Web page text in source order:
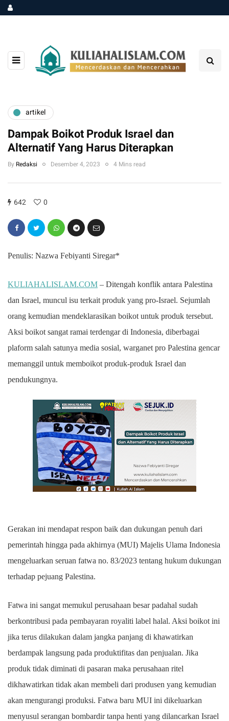
artikel
Dampak Boikot Produk Israel dan
Alternatif Yang Harus Diterapkan
By Redaksi Desember 4, 2023 4 Mins read
642 0
Penulis: Nazwa Febiyanti Siregar*
KULIAHALISLAM.COM – Ditengah konflik antara Palestina
dan Israel, muncul isu terkait produk yang pro-Israel. Sejumlah
orang kemudian mendeklarasikan boikot untuk produk tersebut.
Aksi boikot sangat ramai terdengar di Indonesia, diberbagai
plaform salah satunya media sosial, warganet pro Palestina gencar
memanggil untuk memboikot produk-produk Israel dan
pendukungnya.
Gerakan ini mendapat respon baik dan dukungan penuh dari
pemerintah hingga pada akhirnya (MUI) Majelis Ulama Indonesia
mengeluarkan seruan fatwa no. 83/2023 tentang hukum dukungan
terhadap pejuang Palestina.
Fatwa ini sangat memukul perusahaan besar padahal sudah
berkontribusi pada pembayaran royaliti label halal. Aksi boikot ini
jika terus dilakukan dalam jangka panjang di khawatirkan
berdampak langsung pada produktifitas dan penjualan. Jika
produk tidak diminati di pasaran maka perusahaan ritel
dikhawatirkan tidak akan membeli dari produsen yang kemudian
akan mengurangi produksi. Fatwa baru MUI ini dikeluarkan
menyusul serangan bombardir tanpa henti yang dilancarkan Israel